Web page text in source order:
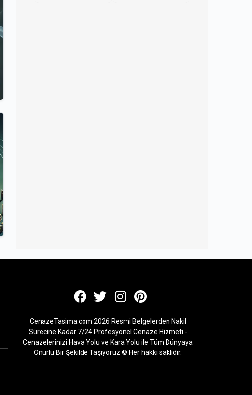
CenazeTasima.com 2026 Resmi Belgelerden Nakil
Sürecine Kadar 7/24 Profesyonel Cenaze Hizmeti -
Cenazelerinizi Hava Yolu ve Kara Yolu ile Tüm Dünyaya
Onurlu Bir Şekilde Taşıyoruz © Her hakkı saklıdır.